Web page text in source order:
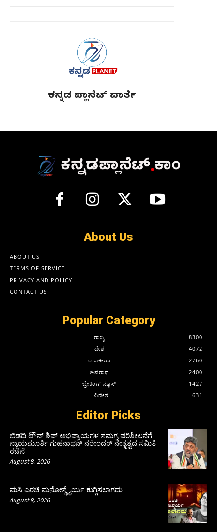
ಕನ್ನಡ ಪ್ಲಾನೆಟ್ ವಾರ್ತೆ
About Us
ABOUT US
TERMS OF SERVICE
PRIVACY AND POLICY
CONTACT US
Popular Category
ರಾಜ್ಯ
8300
ದೇಶ
4072
ರಾಜಕೀಯ
2760
ಅಪರಾಧ
2400
ಬ್ರೇಕಿಂಗ್ ನ್ಯೂಸ್
1427
ವಿದೇಶ
631
Editor Picks
ಬಿಡದಿ ಟೌನ್ ಶಿಪ್ ಅಭಿಪ್ರಾಯಗಳ ಸಮಗ್ರ ಪರಿಶೀಲನೆಗೆ
ನ್ಯಾಯಮೂರ್ತಿ ಗುಹನಾಥನ್ ನರೇಂದರ್ ನೇತೃತ್ವದ ಸಮಿತಿ
ರಚನೆ
August 8, 2026
ಮಸಿ ಎರಚಿ ಮನೋಸ್ಥೈರ್ಯ ಕುಗ್ಗಿಸಲಾಗದು
August 8, 2026